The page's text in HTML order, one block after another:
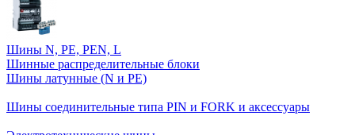
Шины N, PE, PEN, L
Шинные распределительные блоки
Шины латунные (N и PE)
Шины соединительные типа PIN и FORK и аксессуары